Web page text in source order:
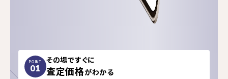
POINT
01
その場ですぐに
査定価格がわかる